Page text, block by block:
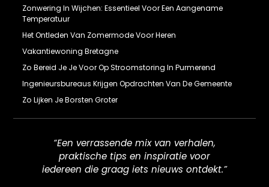
Zonwering In Wijchen: Essentieel Voor Een Aangename
Temperatuur
Het Ontleden Van Zomermode Voor Heren
Vakantiewoning Bretagne
Zo Bereid Je Je Voor Op Stroomstoring In Purmerend
Ingenieursbureaus Krijgen Opdrachten Van De Gemeente
Zo Lijken Je Borsten Groter
“Een verrassende mix van verhalen,
praktische tips en inspiratie voor
iedereen die graag iets nieuws ontdekt.”